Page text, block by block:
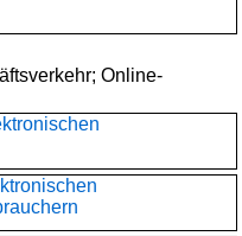
Online-